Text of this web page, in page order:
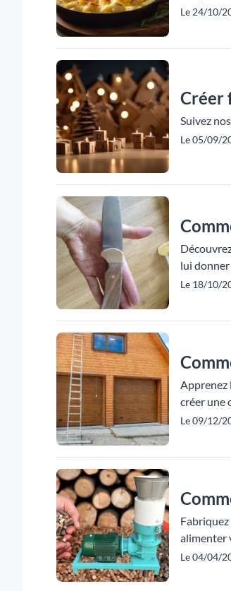
Le 24/10/
Créer
Suivez
Le 05/09/
lui
Le 18/10/
Apprenez
créer une
Le 09/12/
alimenter
Le 04/04/